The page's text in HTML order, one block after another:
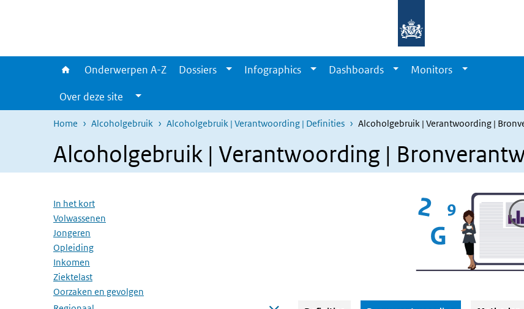
Onderwerpen A-Z Dossiers Infographics Dashboards
Monitors
Over deze site
Home Alcoholgebruik Alcoholgebruik | Verantwoording | Definities Alcoholgebruik | Verantwoording |
Alcoholgebruik | Verantwoording |
Overslaan menu
In het kort
Volwassenen
Jongeren
Opleiding
Inkomen
Ziektelast
Oorzaken en gevolgen